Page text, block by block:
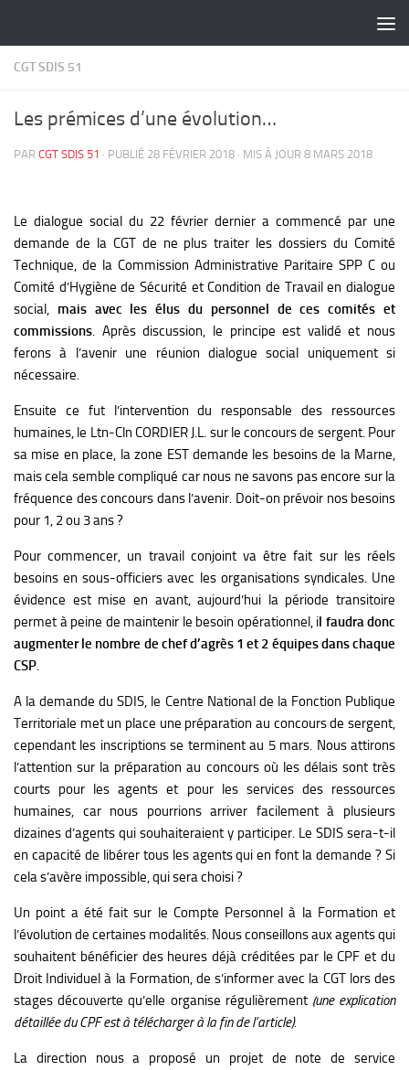
CGT SDIS 51
Les prémices d’une évolution…
PAR CGT SDIS 51 · PUBLIÉ 28 FÉVRIER 2018 · MIS À JOUR 8 MARS 2018
Le dialogue social du 22 février dernier a commencé par une
demande de la CGT de ne plus traiter les dossiers du Comité
Technique, de la Commission Administrative Paritaire SPP C ou
Comité d’Hygiène de Sécurité et Condition de Travail en dialogue
social, mais avec les élus du personnel de ces comités et
commissions. Après discussion, le principe est validé et nous
ferons à l’avenir une réunion dialogue social uniquement si
nécessaire.
Ensuite ce fut l’intervention du responsable des ressources
humaines, le Ltn-Cln CORDIER J.L. sur le concours de sergent. Pour
sa mise en place, la zone EST demande les besoins de la Marne,
mais cela semble compliqué car nous ne savons pas encore sur la
fréquence des concours dans l’avenir. Doit-on prévoir nos besoins
pour 1, 2 ou 3 ans ?
Pour commencer, un travail conjoint va être fait sur les réels
besoins en sous-officiers avec les organisations syndicales. Une
évidence est mise en avant, aujourd’hui la période transitoire
permet à peine de maintenir le besoin opérationnel, il faudra donc
augmenter le nombre de chef d’agrès 1 et 2 équipes dans chaque
CSP.
A la demande du SDIS, le Centre National de la Fonction Publique
Territoriale met un place une préparation au concours de sergent,
cependant les inscriptions se terminent au 5 mars. Nous attirons
l’attention sur la préparation au concours où les délais sont très
courts pour les agents et pour les services des ressources
humaines, car nous pourrions arriver facilement à plusieurs
dizaines d’agents qui souhaiteraient y participer. Le SDIS sera-t-il
en capacité de libérer tous les agents qui en font la demande ? Si
cela s’avère impossible, qui sera choisi ?
Un point a été fait sur le Compte Personnel à la Formation et
l’évolution de certaines modalités. Nous conseillons aux agents qui
souhaitent bénéficier des heures déjà créditées par le CPF et du
Droit Individuel à la Formation, de s’informer avec la CGT lors des
stages découverte qu’elle organise régulièrement (une explication
détaillée du CPF est à télécharger à la fin de l’article).
La direction nous a proposé un projet de note de service